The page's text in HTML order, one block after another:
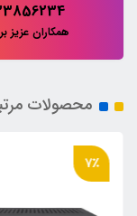
همکاران عزیز
محصولات
7٪